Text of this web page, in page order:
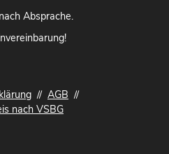
Absprache.
// AGB //
nach VSBG